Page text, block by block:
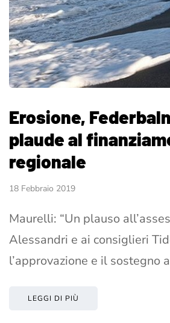
Erosione,
plaude al
regionale
18 Febbraio 2019
Maurelli: “Un plauso
Alessandri e ai consiglieri
l’approvazione e il sostegno
LEGGI DI PIÙ